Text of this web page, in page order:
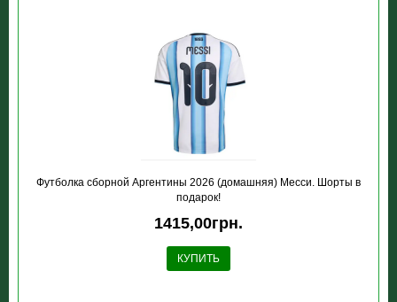
Футболка сборной Аргентины 2026 (домашняя) Месси. Шорты в
подарок!
1415,00грн.
КУПИТЬ